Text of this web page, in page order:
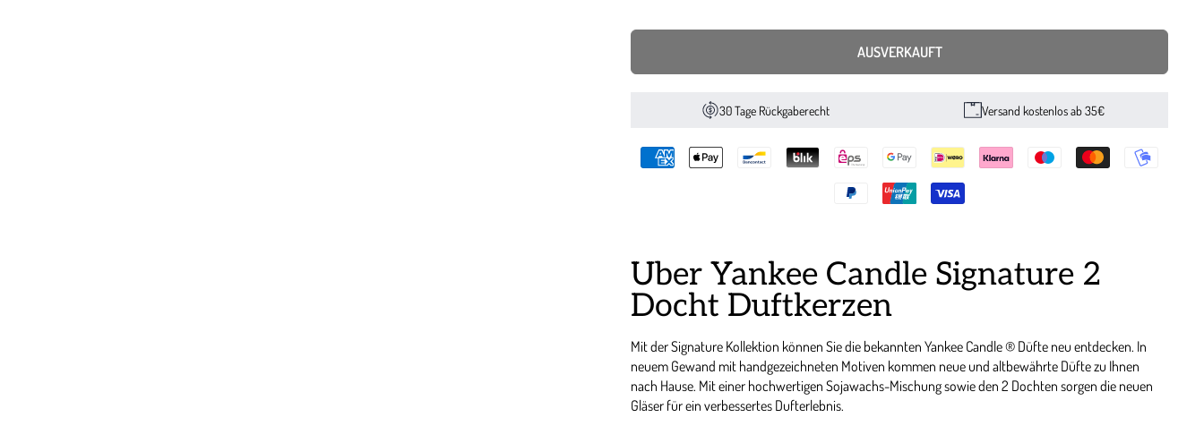
AUSVERKAUFT
30 Tage Rückgaberecht Versand kostenlos ab 35€
Über Yankee Candle Signature 2
Docht Duftkerzen
Mit der Signature Kollektion können Sie die bekannten Yankee Candle ® Düfte neu entdecken. In
neuem Gewand mit handgezeichneten Motiven kommen neue und altbewährte Düfte zu Ihnen
nach Hause. Mit einer hochwertigen Sojawachs-Mischung sowie den 2 Dochten sorgen die neuen
Gläser für ein verbessertes Dufterlebnis.